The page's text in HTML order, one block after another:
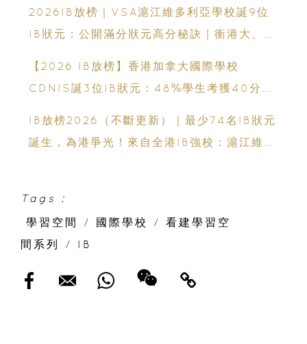
2026IB放榜｜VSA滬江維多利亞學校誕9位
IB狀元：公開滿分狀元高分秘訣｜衝港大、帝
【2026 IB放榜】香港加拿大國際學校
CDNIS誕3位IB狀元：48%學生考獲40分以
IB放榜2026（不斷更新）｜最少74名IB狀元
誕生，為港爭光！來自全港IB強校：滬江維多
書院、保良局蔡繼有學校、保良局顏寶鈴書
院、新加坡國際學校、弘立書院、墨爾文國際
學校和德瑞國際學校
Tags :
學習空間
/ 國際學校 /
看建學習空
間系列
/ IB